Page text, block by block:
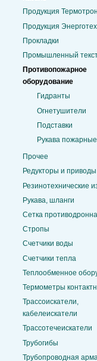
Продукция
Продукция
Прокладки
Промышленный
Противопожарное
оборудование
Гидранты
Огнетушители
Подставки
Рукава пожарные
Прочее
Редукторы и приводы
Резинотехнические
Рукава, шланги
Сетка
Стропы
Счетчики воды
Счетчики тепла
Теплообменное
Термометры
Трассоискатели,
кабелеискатели
Трассотечеискатели
Трубогибы
Трубопроводная